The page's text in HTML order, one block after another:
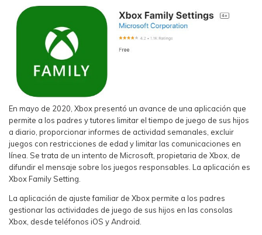
En mayo de 2020, Xbox presentó un avance de una aplicación que
permite a los padres y tutores limitar el tiempo de juego de sus hijos
a diario, proporcionar informes de actividad semanales, excluir
juegos con restricciones de edad y limitar las comunicaciones en
línea. Se trata de un intento de Microsoft, propietaria de Xbox, de
difundir el mensaje sobre los juegos responsables. La aplicación es
Xbox Family Setting.
La aplicación de ajuste familiar de Xbox permite a los padres
gestionar las actividades de juego de sus hijos en las consolas
Xbox, desde teléfonos iOS y Android.